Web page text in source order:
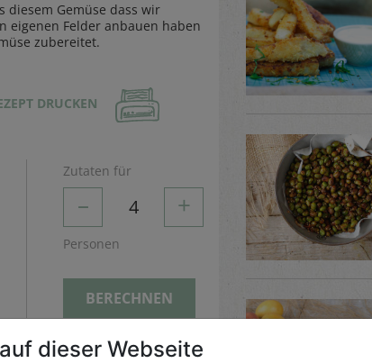
diesem Gemüse dass wir
eigenen Felder anbauen haben
zubereitet.
DRUCKEN
Zutaten für
– 4 +
Personen
BERECHNEN
dieser Webseite